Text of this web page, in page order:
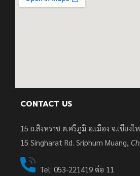
CONTACT US
15 ถ.สิงหราช ต.ศรีภูมิ อ.เมือง จ.เชียงใ
15 Singharat Rd. Sriphum Muang,
Tel: 053-221419 ต่อ 11